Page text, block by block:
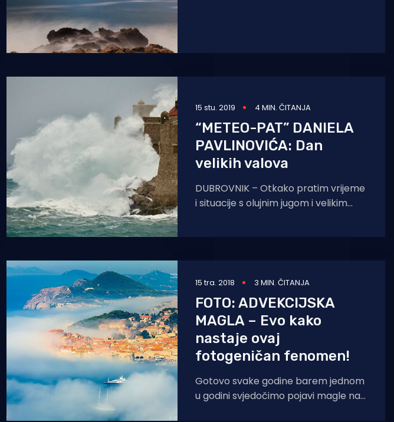
15 stu. 2019 4 MIN. ČITANJA
“METEO-PAT” DANIELA
PAVLINOVIĆA: Dan
velikih valova
DUBROVNIK – Otkako pratim vrijeme
i situacije s olujnim jugom i velikim
15 tra. 2018 3 MIN. ČITANJA
FOTO: ADVEKCIJSKA
MAGLA – Evo kako
nastaje ovaj
fotogeničan fenomen!
Gotovo svake godine barem jednom
u godini svjedočimo pojavi magle na